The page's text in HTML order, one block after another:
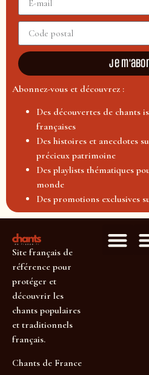
Je
Abonnez-vous et découvrez :
Des découvertes de chants
françaises
Des histoires et anecdotes
précieux patrimoine
Des playlists thématiques
monde
Des promotions exclusives
Site français de
référence pour
protéger et
découvrir les
chants populaires
et traditionnels
français.
Chants de France